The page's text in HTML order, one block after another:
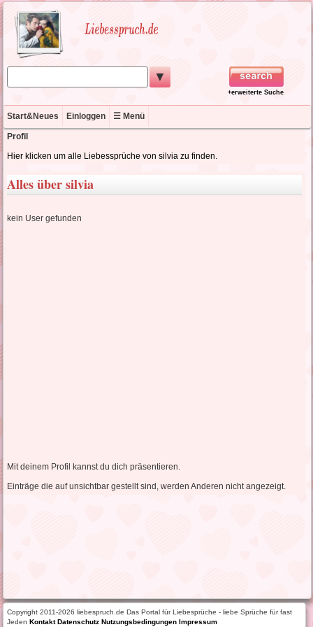
▼
+erweiterte Suche
Start&Neues Einloggen ☰ Menü
Profil
Hier klicken um alle Liebessprüche von silvia zu finden.
Alles über silvia
kein User gefunden
Mit deinem Profil kannst du dich präsentieren.
Einträge die auf unsichtbar gestellt sind, werden Anderen nicht angezeigt.
Copyright 2011-2026 liebespruch.de Das Portal für Liebesprüche - liebe Sprüche für fast
JedenKontakt Datenschutz Nutzungsbedingungen Impressum